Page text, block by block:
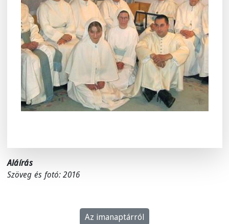
Aláírás
Szöveg és fotó: 2016
Az imanaptárról